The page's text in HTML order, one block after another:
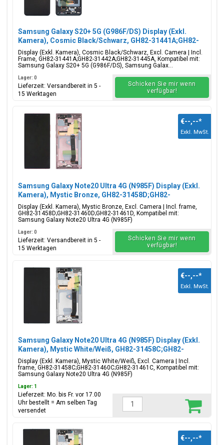
Samsung Galaxy S20+ 5G (G986F/DS) Display (Exkl.
Kamera), Cosmic Black/Schwarz, GH82-31441A;GH82-
31442A;GH82-31445A
Display (Exkl. Kamera), Cosmic Black/Schwarz, Excl. Camera | Incl.
Frame, GH82-31441A;GH82-31442A;GH82-31445A, Kompatibel mit:
Samsung Galaxy S20+ 5G (G986F/DS), Samsung Galax...
Lager: 0
Lieferzeit: Versandbereit in 5 -
15 Werktagen
Schicken Sie mir wenn
verfügbar!
Samsung Galaxy Note20 Ultra 4G (N985F) Display (Exkl.
Kamera), Mystic Bronze, GH82-31458D;GH82-
31460D;GH82-31461D
Display (Exkl. Kamera), Mystic Bronze, Excl. Camera | Incl. frame,
GH82-31458D;GH82-31460D;GH82-31461D, Kompatibel mit:
Samsung Galaxy Note20 Ultra 4G (N985F)
€--,--*
Exkl. MwSt.
Lager: 0
Lieferzeit: Versandbereit in 5 -
15 Werktagen
Schicken Sie mir wenn
verfügbar!
Samsung Galaxy Note20 Ultra 4G (N985F) Display (Exkl.
Kamera), Mystic White/Weiß, GH82-31458C;GH82-
31460C;GH82-31461C
Display (Exkl. Kamera), Mystic White/Weiß, Excl. Camera | Incl.
frame, GH82-31458C;GH82-31460C;GH82-31461C, Kompatibel mit:
Samsung Galaxy Note20 Ultra 4G (N985F)
€--,--*
Exkl. MwSt.
Lager: 1
Lieferzeit: Mo. bis Fr. vor 17.00
Uhr bestellt = Am selben Tag
versendet
€--,--*